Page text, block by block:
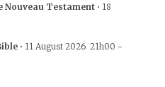
Nouveau Testament • 18
• 11 August 2026 21h00 -